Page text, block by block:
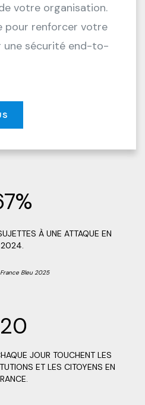
votre organisation.
pour renforcer votre
une sécurité end-to-
À UNE ATTAQUE EN
2024.
Bleu 2025
JOUR TOUCHENT LES
ET LES CITOYENS EN